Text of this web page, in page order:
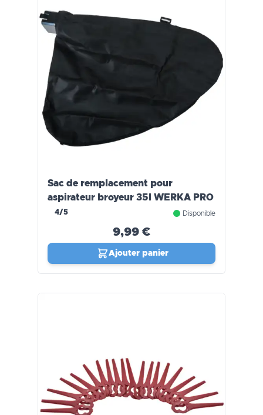
Sac de remplacement pour
aspirateur broyeur 35l WERKA PRO
4/5 Disponible
9,99 €
Ajouter panier